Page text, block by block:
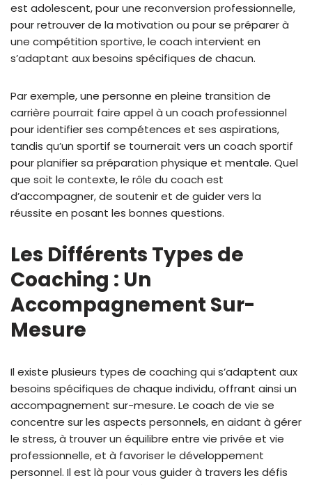
est adolescent, pour une reconversion professionnelle,
pour retrouver de la motivation ou pour se préparer à
une compétition sportive, le coach intervient en
s’adaptant aux besoins spécifiques de chacun.
Par exemple, une personne en pleine transition de
carrière pourrait faire appel à un coach professionnel
pour identifier ses compétences et ses aspirations,
tandis qu’un sportif se tournerait vers un coach sportif
pour planifier sa préparation physique et mentale. Quel
que soit le contexte, le rôle du coach est
d’accompagner, de soutenir et de guider vers la
réussite en posant les bonnes questions.
Les Différents Types de
Coaching : Un
Accompagnement Sur-
Mesure
Il existe plusieurs types de coaching qui s’adaptent aux
besoins spécifiques de chaque individu, offrant ainsi un
accompagnement sur-mesure. Le coach de vie se
concentre sur les aspects personnels, en aidant à gérer
le stress, à trouver un équilibre entre vie privée et vie
professionnelle, et à favoriser le développement
personnel. Il est là pour vous guider à travers les défis